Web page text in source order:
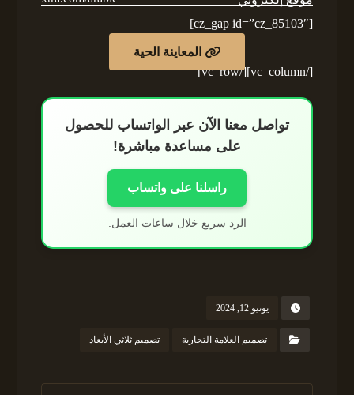
[cz_gap id=”cz_85103″]
المعاينة الحية
[/vc_column][/vc_row]
تواصل معنا الآن عبر الواتساب للحصول
على مساعدة مباشرة!
راسلنا على واتساب
الرد سريع خلال ساعات العمل.
يونيو 12, 2024
تصميم العلامة التجارية تصميم ثلاثي الأبعاد